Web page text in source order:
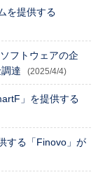
を提供する
フトウェアの企
達
(2025/4/4)
」を提供する
する「Finovo」が